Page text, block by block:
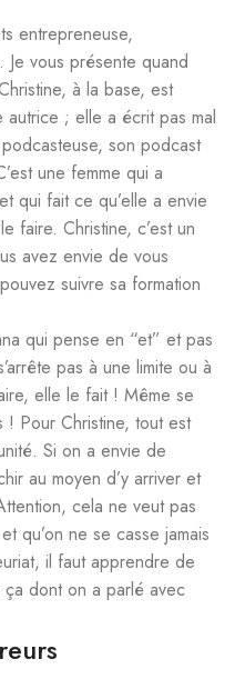
entrepreneuse,
vous présente quand
à la base, est
autrice ; elle a écrit pas mal
son podcast
une femme qui a
qui fait ce qu’elle a envie
faire. Christine, c’est un
avez envie de vous
suivre sa formation
qui pense en “et” et pas
pas à une limite ou à
elle le fait ! Même se
Pour Christine, tout est
Si on a envie de
au moyen d’y arriver et
cela ne veut pas
qu’on ne se casse jamais
il faut apprendre de
ça dont on a parlé avec